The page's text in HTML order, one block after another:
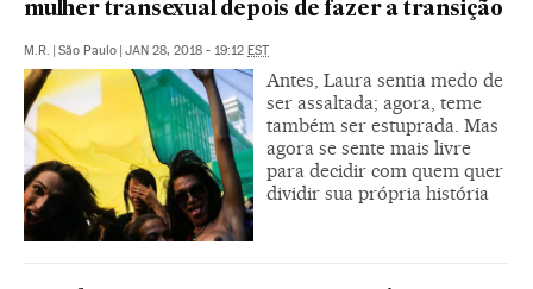
mulher transexual depois de fazer a transição
M.R. | São Paulo | JAN 28, 2018 - 19:12 EST
Antes, Laura sentia medo de
ser assaltada; agora, teme
também ser estuprada. Mas
agora se sente mais livre
para decidir com quem quer
dividir sua própria história